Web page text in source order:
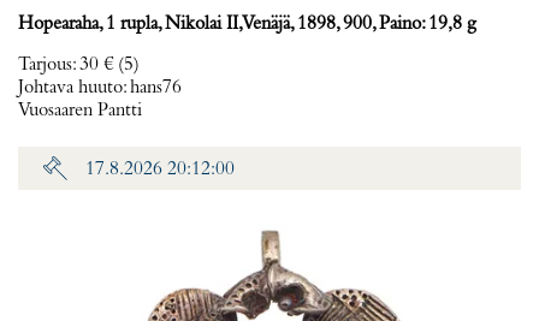
Hopearaha, 1 rupla, Nikolai II, Venäjä, 1898, 900, Paino: 19,8 g
Tarjous:30 € (5)
Johtava huuto:hans76
Vuosaaren Pantti
17.8.2026 20:12:00